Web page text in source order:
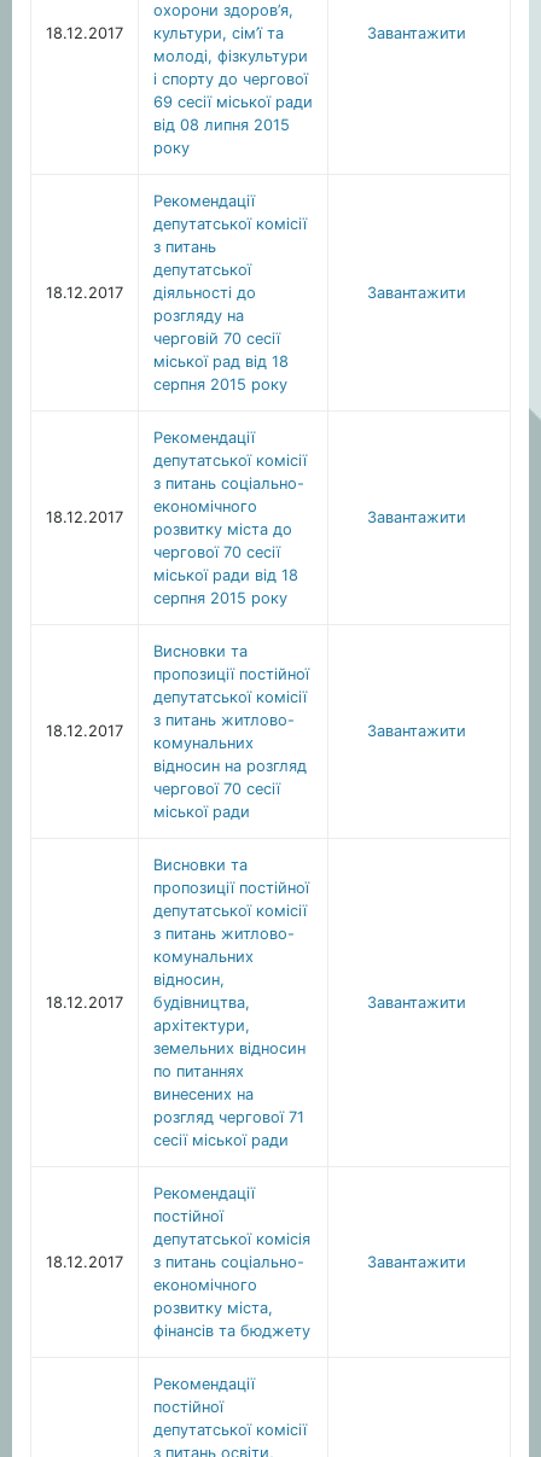
18.12.2017
охорони здоров’я,
культури, сім’ї та
молоді, фізкультури
і спорту до чергової
69 сесії міської ради
від 08 липня 2015
року
Завантажити
18.12.2017
Рекомендації
депутатської комісії
з питань
депутатської
діяльності до
розгляду на
черговій 70 сесії
міської рад від 18
серпня 2015 року
Завантажити
18.12.2017
Рекомендації
депутатської комісії
з питань соціально-
економічного
розвитку міста до
чергової 70 сесії
міської ради від 18
серпня 2015 року
Завантажити
18.12.2017
Висновки та
пропозиції постійної
депутатської комісії
з питань житлово-
комунальних
відносин на розгляд
чергової 70 сесії
міської ради
Завантажити
18.12.2017
Висновки та
пропозиції постійної
депутатської комісії
з питань житлово-
комунальних
відносин,
будівництва,
архітектури,
земельних відносин
по питаннях
винесених на
розгляд чергової 71
сесії міської ради
Завантажити
18.12.2017
Рекомендації
постійної
депутатської комісія
з питань соціально-
економічного
розвитку міста,
фінансів та бюджету
Завантажити
Рекомендації
постійної
депутатської комісії
з питань освіти,